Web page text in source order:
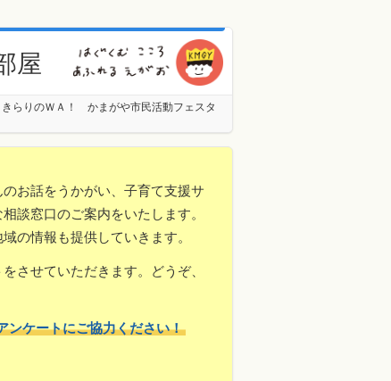
屋
きらりのＷＡ！ かまがや市民活動フェスタ
お話をうかがい、子育て支援サ
談窓口のご案内をいたします。
の情報も提供していきます。
させていただきます。どうぞ、
ンケートにご協力ください！